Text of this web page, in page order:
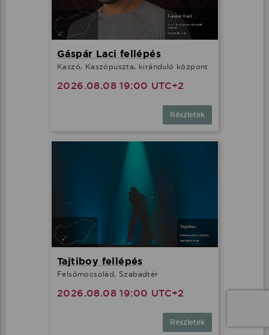
Gáspár Laci fellépés
Kaszó, Kaszópuszta, kiránduló központ
2026.08.08 19:00 UTC+2
Részletek
Tajtiboy fellépés
Felsőmocsolád, Szabadtér
2026.08.08 19:00 UTC+2
Részletek